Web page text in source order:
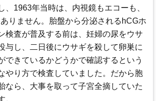
、1963年当時は、内視鏡もエコーも、
りません。胎盤から分泌されるhCGホ
検査が普及する前は、妊婦の尿をウサ
与し、二日後にウサギを殺して卵巣に
できているかどうかで確認するという
やり方で検査していました。だから胞
なら、大事を取って子宮全摘していた